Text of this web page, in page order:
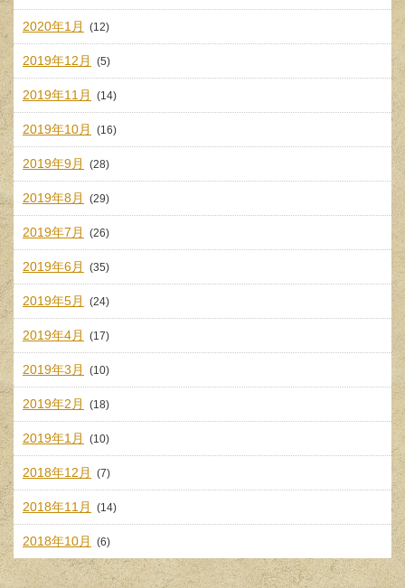
2020年1月 (12)
2019年12月 (5)
2019年11月 (14)
2019年10月 (16)
2019年9月 (28)
2019年8月 (29)
2019年7月 (26)
2019年6月 (35)
2019年5月 (24)
2019年4月 (17)
2019年3月 (10)
2019年2月 (18)
2019年1月 (10)
2018年12月 (7)
2018年11月 (14)
2018年10月 (6)